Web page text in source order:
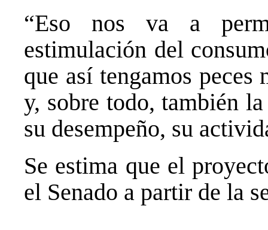
“Eso nos va a
estimulación del
que así tengamos peces
y, sobre todo, también
su desempeño, su
Se estima que el
el Senado a partir de la